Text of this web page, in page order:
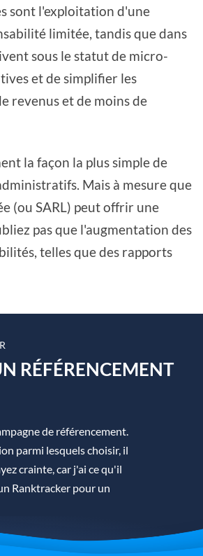
sont l'exploitation d'une
limitée, tandis que dans
sous le statut de micro-
et de simplifier les
revenus et de moins de
la façon la plus simple de
Mais à mesure que
(ou SARL) peut offrir une
pas que l'augmentation des
telles que des rapports
RÉFÉRENCEMENT
de référencement.
parmi lesquels choisir, il
crainte, car j'ai ce qu'il
Ranktracker pour un